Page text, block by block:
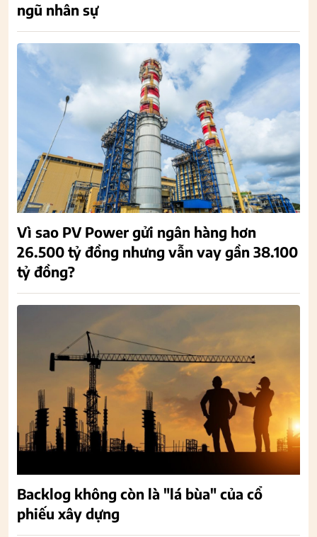
ngũ nhân sự
Vì sao PV Power gửi ngân hàng hơn
26.500 tỷ đồng nhưng vẫn vay gần 38.100
tỷ đồng?
Backlog không còn là "lá bùa" của cổ
phiếu xây dựng